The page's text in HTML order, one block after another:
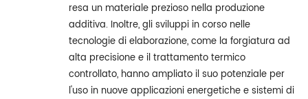
resa un materiale prezioso nella produzione
additiva. Inoltre, gli sviluppi in corso nelle
tecnologie di elaborazione, come la forgiatura ad
alta precisione e il trattamento termico
controllato, hanno ampliato il suo potenziale per
l'uso in nuove applicazioni energetiche e sistemi di